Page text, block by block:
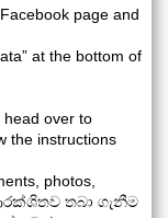
page and
at the bottom of
head over to
the instructions
photos,
තබා ගැනීම